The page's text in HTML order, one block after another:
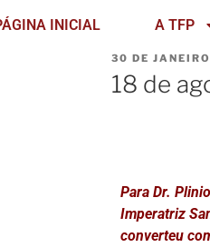
INICIAL A TFP
30 DE
18 de
Para Dr.
Imperatriz
converteu